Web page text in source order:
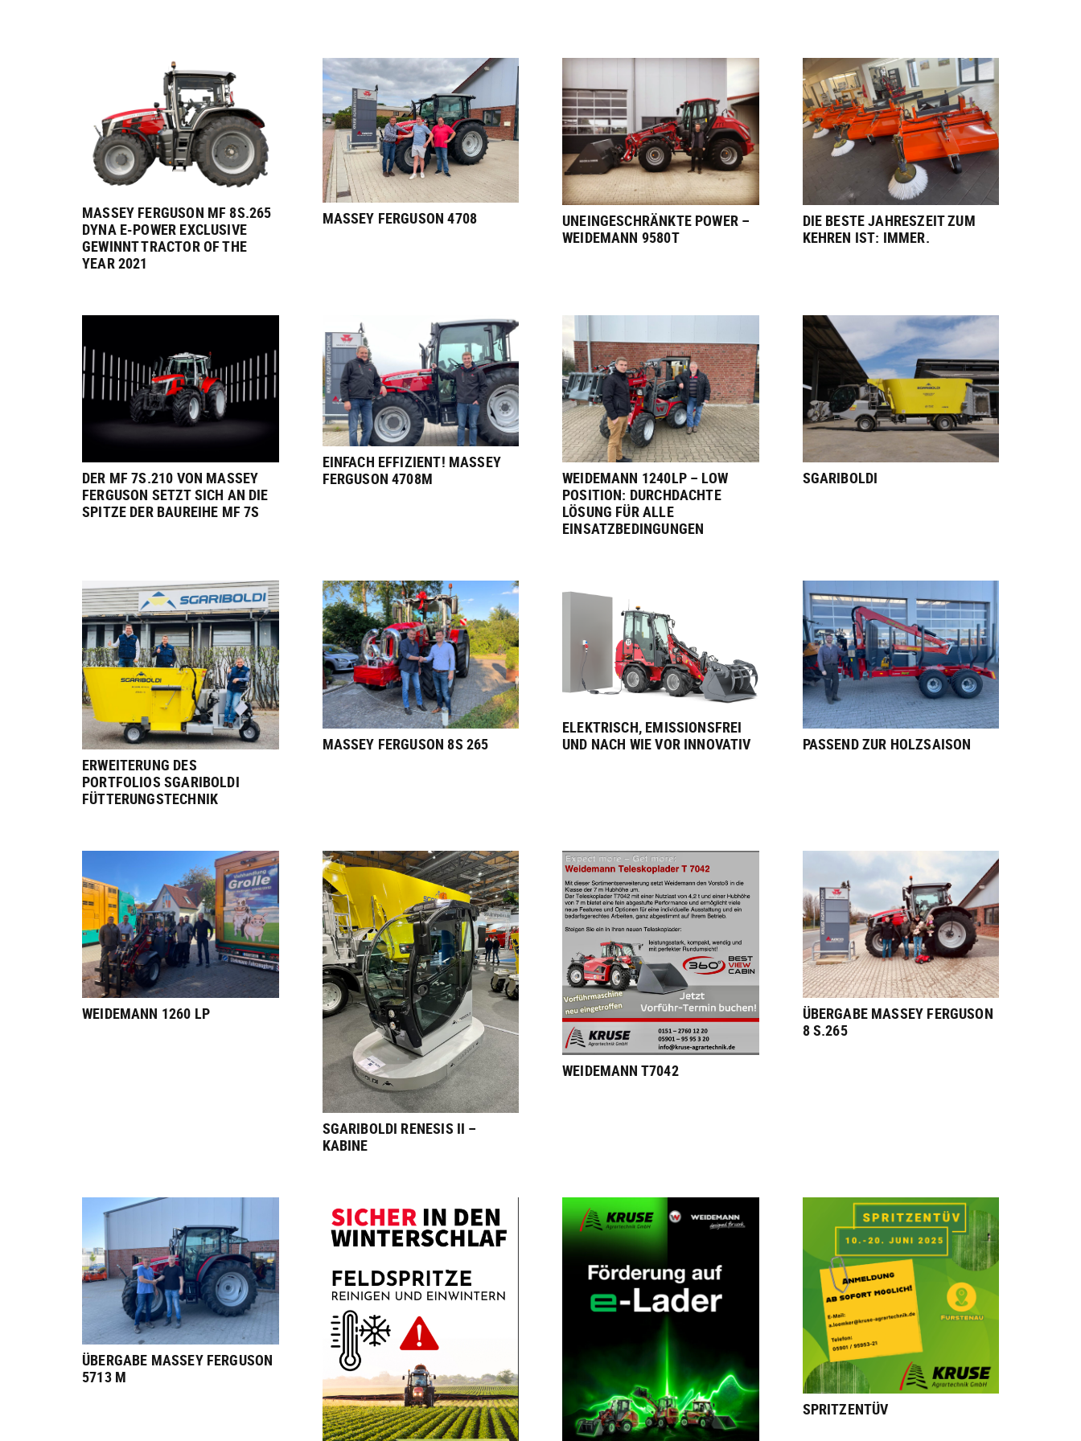
MASSEY FERGUSON MF 8S.265
DYNA E-POWER EXCLUSIVE
GEWINNT TRACTOR OF THE
YEAR 2021
MASSEY FERGUSON 4708
UNEINGESCHRÄNKTE POWER –
WEIDEMANN 9580T
DIE BESTE JAHRESZEIT ZUM
KEHREN IST: IMMER.
DER MF 7S.210 VON MASSEY
FERGUSON SETZT SICH AN DIE
SPITZE DER BAUREIHE MF 7S
EINFACH EFFIZIENT! MASSEY
FERGUSON 4708M
WEIDEMANN 1240LP – LOW
POSITION: DURCHDACHTE
LÖSUNG FÜR ALLE
EINSATZBEDINGUNGEN
SGARIBOLDI
ERWEITERUNG DES
PORTFOLIOS SGARIBOLDI
FÜTTERUNGSTECHNIK
MASSEY FERGUSON 8S 265
ELEKTRISCH, EMISSIONSFREI
UND NACH WIE VOR INNOVATIV
PASSEND ZUR HOLZSAISON
WEIDEMANN 1260 LP
SGARIBOLDI RENESIS II –
KABINE
WEIDEMANN T7042
ÜBERGABE MASSEY FERGUSON
8 S.265
ÜBERGABE MASSEY FERGUSON
5713 M
SPRITZENTÜV